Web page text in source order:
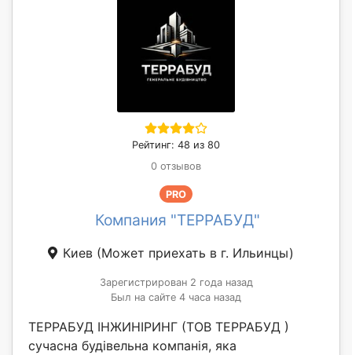
Рейтинг: 48 из 80
0 отзывов
PRO
Компания "ТЕРРАБУД"
Киев (Может приехать в г. Ильинцы)
Зарегистрирован 2 года назад
Был на сайте 4 часа назад
ТЕРРАБУД ІНЖИНІРИНГ (ТОВ ТЕРРАБУД )
сучасна будівельна компанія, яка